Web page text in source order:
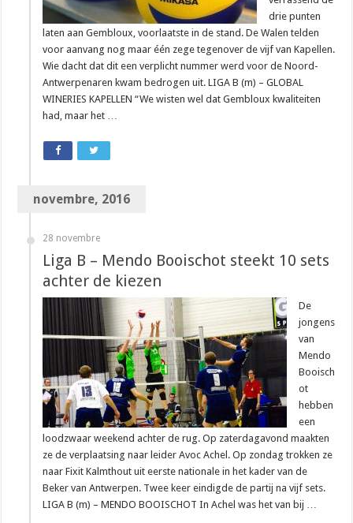
drie punten
laten aan Gembloux, voorlaatste in de stand. De Walen telden
voor aanvang nog maar één zege tegenover de vijf van Kapellen.
Wie dacht dat dit een verplicht nummer werd voor de Noord-
Antwerpenaren kwam bedrogen uit. LIGA B (m) – GLOBAL
WINERIES KAPELLEN “We wisten wel dat Gembloux kwaliteiten
had, maar het …
novembre, 2016
28 novembre
Liga B – Mendo Booischot steekt 10 sets
achter de kiezen
De
jongens
van
Mendo
Booisch
ot
hebben
een
loodzwaar weekend achter de rug. Op zaterdagavond maakten
ze de verplaatsing naar leider Avoc Achel. Op zondag trokken ze
naar Fixit Kalmthout uit eerste nationale in het kader van de
Beker van Antwerpen. Twee keer eindigde de partij na vijf sets.
LIGA B (m) – MENDO BOOISCHOT In Achel was het van bij …